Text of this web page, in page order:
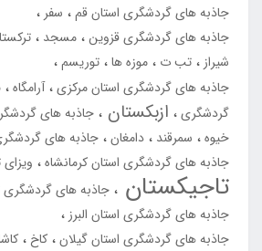
جاذبه های گردشگری استان قم
سفر
جاذبه های گردشگری قزوین مسجد
شیراز
تب ت موزه ها توریسم
جاذبه های گردشگری استان مرکزی آرامگاه
گردشگری ازبکستان جاذبه های
خیوه
سمرقند دامغان جاذبه های
جاذبه های گردشگری استان کرمانشاه
تاجیکستان جاذبه های گردشگری
جاذبه های گردشگری استان البرز
جاذبه های گردشگری استان گیلان کاخ